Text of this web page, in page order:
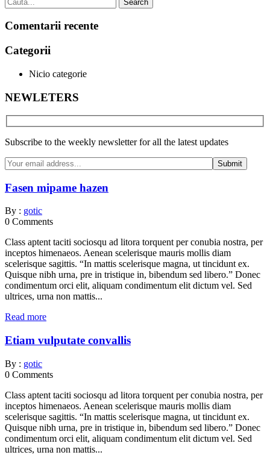
Search
Comentarii recente
Categorii
Nicio categorie
NEWLETERS
Subscribe to the weekly newsletter for all the latest updates
Fasen mipame hazen
By : gotic
0 Comments
Class aptent taciti sociosqu ad litora torquent per conubia nostra, per
inceptos himenaeos. Aenean scelerisque mauris mollis diam
scelerisque sagittis. “In mattis scelerisque magna, ut tincidunt ex.
Quisque nibh urna, pre in tristique in, bibendum sed libero.” Donec
condimentum orci elit, aliquam condimentum elit dictum vel. Sed
ultrices, urna non mattis...
Read more
Etiam vulputate convallis
By : gotic
0 Comments
Class aptent taciti sociosqu ad litora torquent per conubia nostra, per
inceptos himenaeos. Aenean scelerisque mauris mollis diam
scelerisque sagittis. “In mattis scelerisque magna, ut tincidunt ex.
Quisque nibh urna, pre in tristique in, bibendum sed libero.” Donec
condimentum orci elit, aliquam condimentum elit dictum vel. Sed
ultrices, urna non mattis...